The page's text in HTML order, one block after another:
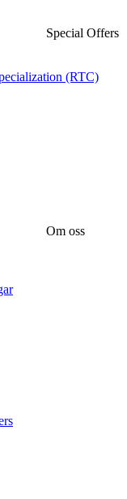
Special Offers
(RTC)
Om oss